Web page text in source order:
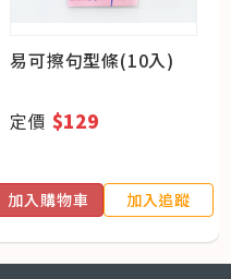
易可擦句型條(10入)
定價 $129
加入購物車 加入追蹤